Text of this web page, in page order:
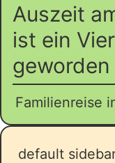
Auszeit
ist ein
geworden
Familienreise
default